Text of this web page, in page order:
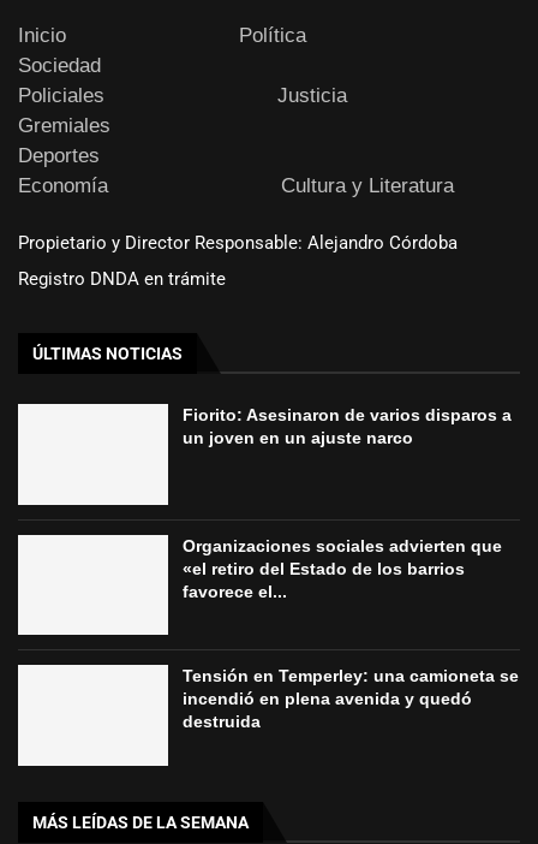
Inicio
Política
Sociedad
Policiales
Justicia
Gremiales
Deportes
Economía
Cultura y Literatura
Propietario y Director Responsable: Alejandro Córdoba
Registro DNDA en trámite
ÚLTIMAS NOTICIAS
Fiorito: Asesinaron de varios disparos a
un joven en un ajuste narco
Organizaciones sociales advierten que
«el retiro del Estado de los barrios
favorece el...
Tensión en Temperley: una camioneta se
incendió en plena avenida y quedó
destruida
MÁS LEÍDAS DE LA SEMANA